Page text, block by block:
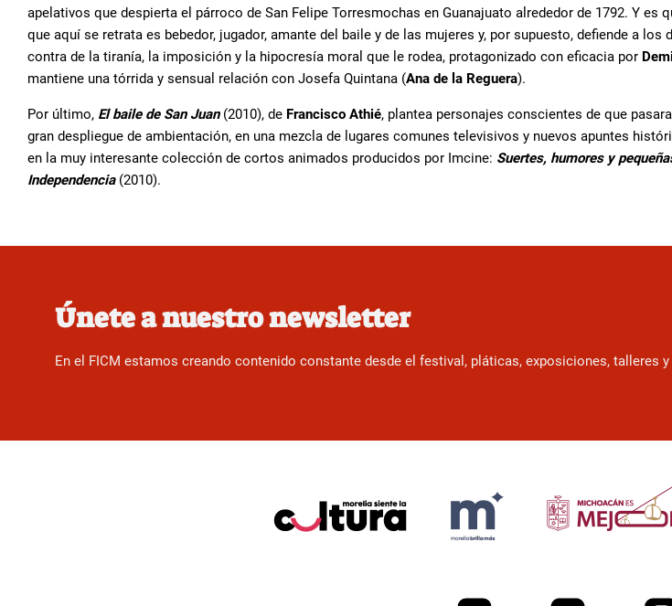
apelativos que despierta el párroco de San Felipe Torresmochas en Guanajuato alrededor de 1792. Y es
que aquí se retrata es bebedor, jugador, amante del baile y de las mujeres y, por supuesto, defiende a los
contra de la tiranía, la imposición y la hipocresía moral que le rodea, protagonizado con eficacia por
mantiene una tórrida y sensual relación con Josefa Quintana (Ana de la Reguera).
Por último, El baile de San Juan(2010), de Francisco Athié, plantea personajes conscientes de que
gran despliegue de ambientación, en una mezcla de lugares comunes televisivos y nuevos apuntes
en la muy interesante colección de cortos animados producidos por Imcine: Suertes, humores y
Independencia (2010).
Únete a nuestro newsletter
En el FICM estamos creando contenido constante desde el festival, pláticas, exposiciones, talleres